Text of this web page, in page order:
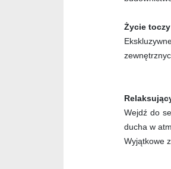
Życie
Wejdź do
ducha w
Wyjątkowe